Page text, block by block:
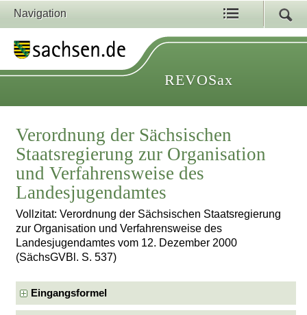
Navigation
REVOSax
Verordnung der Sächsischen
Staatsregierung zur Organisation
und Verfahrensweise des
Landesjugendamtes
Vollzitat: Verordnung der Sächsischen Staatsregierung
zur Organisation und Verfahrensweise des
Landesjugendamtes vom 12. Dezember 2000
(SächsGVBl. S. 537)
Eingangsformel